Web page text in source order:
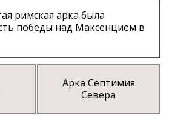
римская арка была
победы над Максенцием в
Арка Септимия
Севера